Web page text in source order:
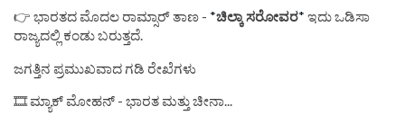
👉 ಭಾರತದ ಮೊದಲ ರಾಮ್ಸಾರ್ ತಾಣ - *ಚಿಲ್ಕಾ ಸರೋವರ* ಇದು ಒಡಿಸಾ
ರಾಜ್ಯದಲ್ಲಿ ಕಂಡು ಬರುತ್ತದೆ.
ಜಗತ್ತಿನ ಪ್ರಮುಖವಾದ ಗಡಿ ರೇಖೆಗಳು
🎞 ಮ್ಯಾಕ್ ಮೋಹನ್ - ಭಾರತ ಮತ್ತು ಚೀನಾ...